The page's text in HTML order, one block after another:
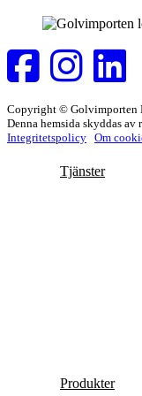
Copyright © Golvimporten
Denna hemsida skyddas
Integritetspolicy Om
Tjänster
Produkter